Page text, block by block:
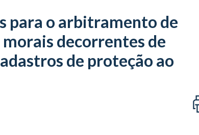
para o arbitramento de
decorrentes de
de proteção ao